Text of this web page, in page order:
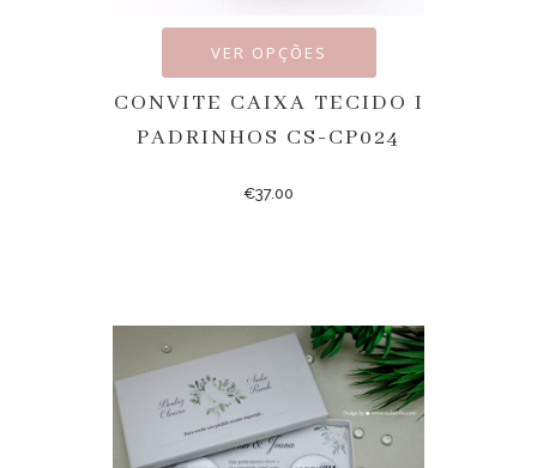
VER OPÇÕES
CONVITE CAIXA TECIDO I
PADRINHOS CS-CP024
€37.00